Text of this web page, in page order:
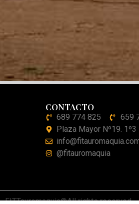
CONTACTO
689 774 825
659
Plaza Mayor Nº19.
@fitauromaquia
FITTauromaquia©All rights reserved